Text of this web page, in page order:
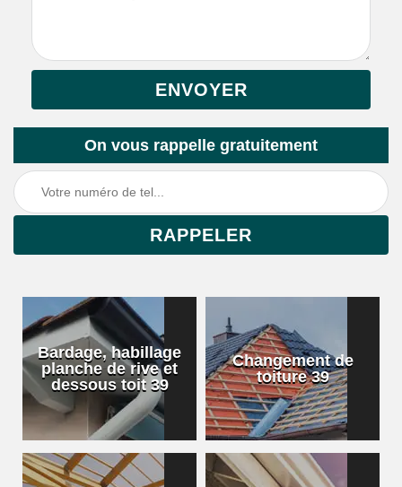
On vous rappelle gratuitement
Bardage, habillage
planche de rive et
dessous toit 39
Changement de
toiture 39